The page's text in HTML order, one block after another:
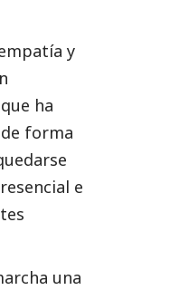
y
ha
forma
e
una